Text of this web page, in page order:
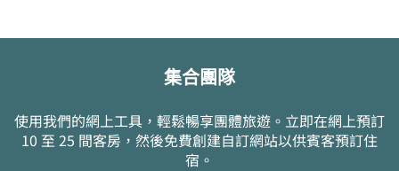
集合團隊
使用我們的網上工具，輕鬆暢享團體旅遊。立即在網上預訂
10 至 25 間客房，然後免費創建自訂網站以供賓客預訂住
宿。